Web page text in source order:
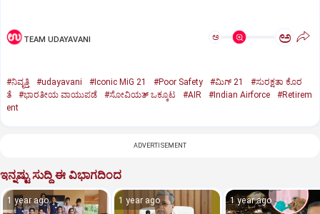
TEAM UDAYAVANI ಅ ಅ
#ನಿವೃತ್ತಿ #udayavani #Iconic MiG 21 #Poor Safety #ಮಿಗ್‌ 21
#ಸುರಕ್ಷತಾ ಕೊರ
ತೆ
#ಭಾರತೀಯ ವಾಯುಪಡೆ #ಸೋವಿಯತ್‌ ಒಕ್ಕೂಟ #AIR #Indian Airforce
#Retirem
ent
ADVERTISEMENT
ಇನ್ನಷ್ಟು ಸುದ್ದಿ ಈ ವಿಭಾಗದಿಂದ
1 year ago 1 year ago 1 year ago